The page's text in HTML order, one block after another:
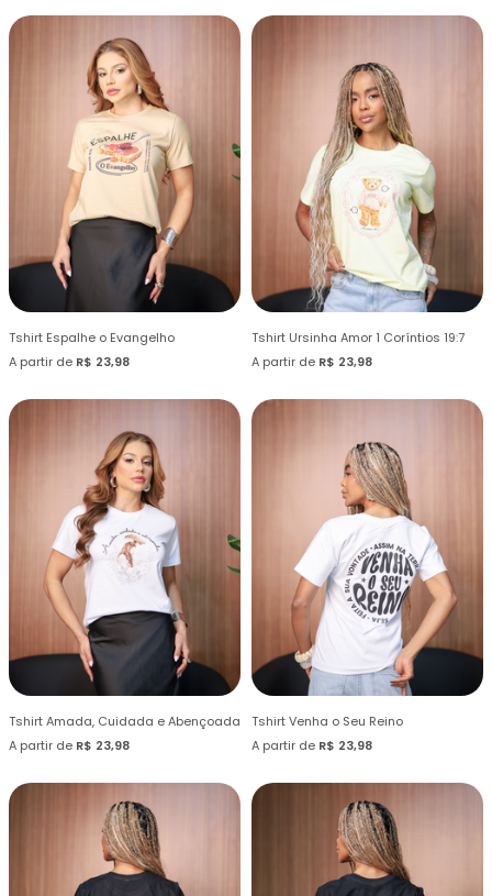
Tshirt Espalhe o Evangelho
A partir de R$ 23,98
Tshirt Ursinha Amor 1 Coríntios 19:7
A partir de R$ 23,98
Tshirt Amada, Cuidada e Abençoada
A partir de R$ 23,98
Tshirt Venha o Seu Reino
A partir de R$ 23,98